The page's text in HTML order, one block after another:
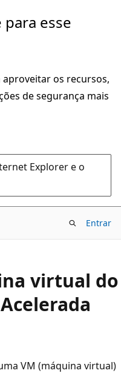
esse
os recursos,
de segurança mais
Explorer e o
Entrar
virtual do
VM (máquina virtual)